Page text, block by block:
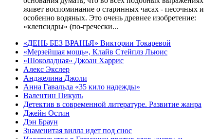
живет воспоминание о старинных часах - песочных и
особенно водяных. Это очень древнее изобретение:
«клепсидры» (по-гречески...
«ДЕНЬ БЕЗ ВРАНЬЯ» Виктории Токаревой
«Мерзейшая мощь», Клайв Стейплз Льюис
«Шоколадная» Джоан Харрис
Алекс Экслер
Анджелина Джоли
Анна Гавальда «35 кило надежды»
Валентин Пикуль
Детектив в современной литературе. Развитие жанра
Джейн Остин
Дэн Браун
Знаменитая вилла идет под снос